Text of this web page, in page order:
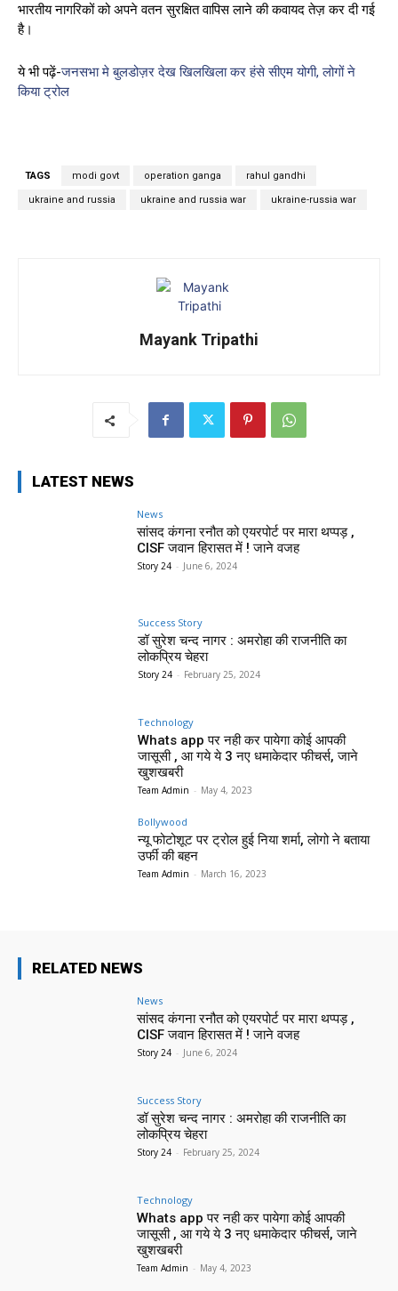
भारतीय नागरिकों को अपने वतन सुरक्षित वापिस लाने की कवायद तेज़ कर दी गई
है।
ये भी पढ़ें-जनसभा मे बुलडोज़र देख खिलखिला कर हंसे सीएम योगी, लोगों ने
किया ट्रोल
TAGS modi govt operation ganga rahul gandhi
ukraine and russia ukraine and russia war ukraine-russia war
Mayank Tripathi
LATEST NEWS
News
सांसद कंगना रनौत को एयरपोर्ट पर मारा थप्पड़ ,
CISF जवान हिरासत में ! जाने वजह
Story 24 - June 6, 2024
Success Story
डॉ सुरेश चन्द नागर : अमरोहा की राजनीति का
लोकप्रिय चेहरा
Story 24 - February 25, 2024
Technology
Whats app पर नही कर पायेगा कोई आपकी
जासूसी , आ गये ये 3 नए धमाकेदार फीचर्स, जाने
खुशखबरी
Team Admin - May 4, 2023
Bollywood
न्यू फोटोशूट पर ट्रोल हुई निया शर्मा, लोगो ने बताया
उर्फी की बहन
Team Admin - March 16, 2023
RELATED NEWS
News
सांसद कंगना रनौत को एयरपोर्ट पर मारा थप्पड़ ,
CISF जवान हिरासत में ! जाने वजह
Story 24 - June 6, 2024
Success Story
डॉ सुरेश चन्द नागर : अमरोहा की राजनीति का
लोकप्रिय चेहरा
Story 24 - February 25, 2024
Technology
Whats app पर नही कर पायेगा कोई आपकी
जासूसी , आ गये ये 3 नए धमाकेदार फीचर्स, जाने
खुशखबरी
Team Admin - May 4, 2023